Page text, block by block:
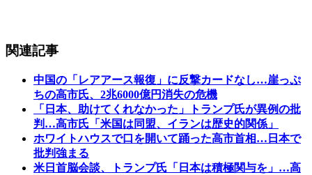
関連記事
中国の「レアアース報復」に反撃カードなし…崖っぷ
ちの高市氏、2兆6000億円消失の危機
「日本、助けてくれなかった」トランプ氏が異例の批
判…高市氏「米国は同盟、イランは歴史的関係」
ホワイトハウスで口を開いて踊った高市首相…日本で
批判強まる
米日首脳会談、トランプ氏「日本は積極関与を」…高